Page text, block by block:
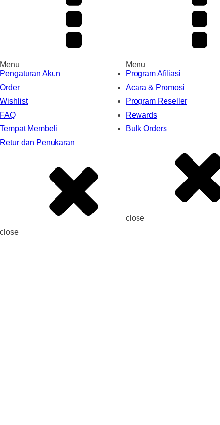
Menu
Pengaturan Akun
Order
Wishlist
FAQ
Tempat Membeli
Retur dan Penukaran
close
Menu
Program Afiliasi
Acara & Promosi
Program Reseller
Rewards
Bulk Orders
close